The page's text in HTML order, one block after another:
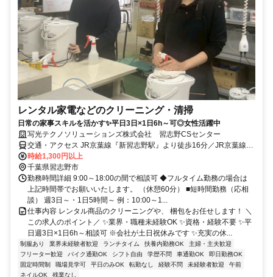
レンタル家電などのクリーニング・清掃
日常の家事スキルを活かす✨平日3日×1日6h～可◎女性活躍中
写光テクノソリューションズ株式会社 習志野CSセンター
交通・アクセス JR京葉線『新習志野駅』より徒歩16分／JR京葉線
『幕張豊砂駅』より徒歩17分／芝園東（バス停）から徒歩6分
時給1,300円以上
千葉県習志野市
勤務時間詳細 9:00～18:00の間で相談可 ◆フルタイム勤務の場合は
上記時間帯でお願いいたします。 （休憩60分） ■短時間勤務（応相
談） 週3日～・1日5時間～ 例：10:00～1...
仕事内容 レンタル商品のクリーニングや、 梱包をお任せします！ ＼
この求人のポイント／ ✨業界・職種未経験OK ✨資格・経験不要 ✨平
日週3日×1日6h～相談可 ※会社が土日祝休みです ✨充実の休...
制服あり 業界未経験者歓迎 ランチタイム 扶養内勤務OK
主婦・主夫歓迎
フリーター歓迎
バイク通勤OK シフト自由 学歴不問 車通勤OK
即日勤務OK
固定時間制
職場見学可 平日のみOK 転勤なし 経験不問 未経験者歓迎
午前
ネイルOK
残業なし